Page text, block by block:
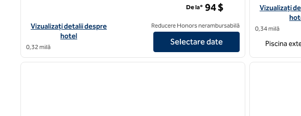
Vizualizați detaliile hotelului Hilton Garden Inn Bethesda Downtown
Vizualizați detalii despre
hotel
0,32 milă
De la* 94 $
Reducere Honors nerambursabilă
Selectare date
Vizualizați
Vizualizați
0,34 milă
Piscina
1/14
1 din 14
imaginea următoare
1 din 12